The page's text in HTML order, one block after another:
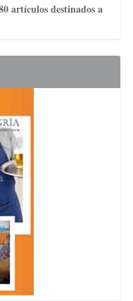
artículos destinados a